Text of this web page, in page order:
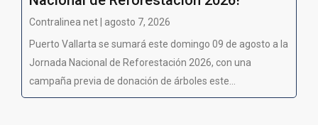
Contralinea net | agosto 7, 2026
Puerto Vallarta se sumará este domingo 09 de agosto a la
Jornada Nacional de Reforestación 2026, con una
campaña previa de donación de árboles este...